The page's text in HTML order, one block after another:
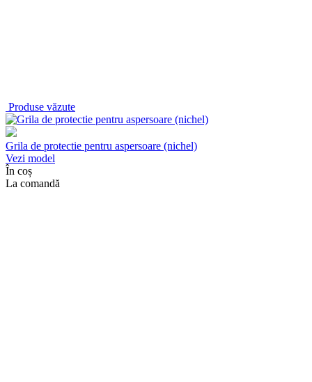
Produse văzute
Grila de protectie pentru aspersoare (nichel)
Vezi model
În coș
La comandă